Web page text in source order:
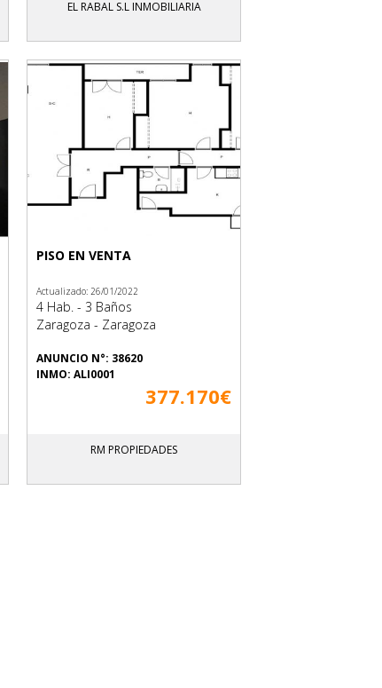
EL RABAL S.L INMOBILIARIA
PISO EN VENTA
Actualizado: 26/01/2022
4 Hab. - 3 Baños
Zaragoza - Zaragoza
ANUNCIO N°: 38620
INMO: ALI0001
377.170€
RM PROPIEDADES